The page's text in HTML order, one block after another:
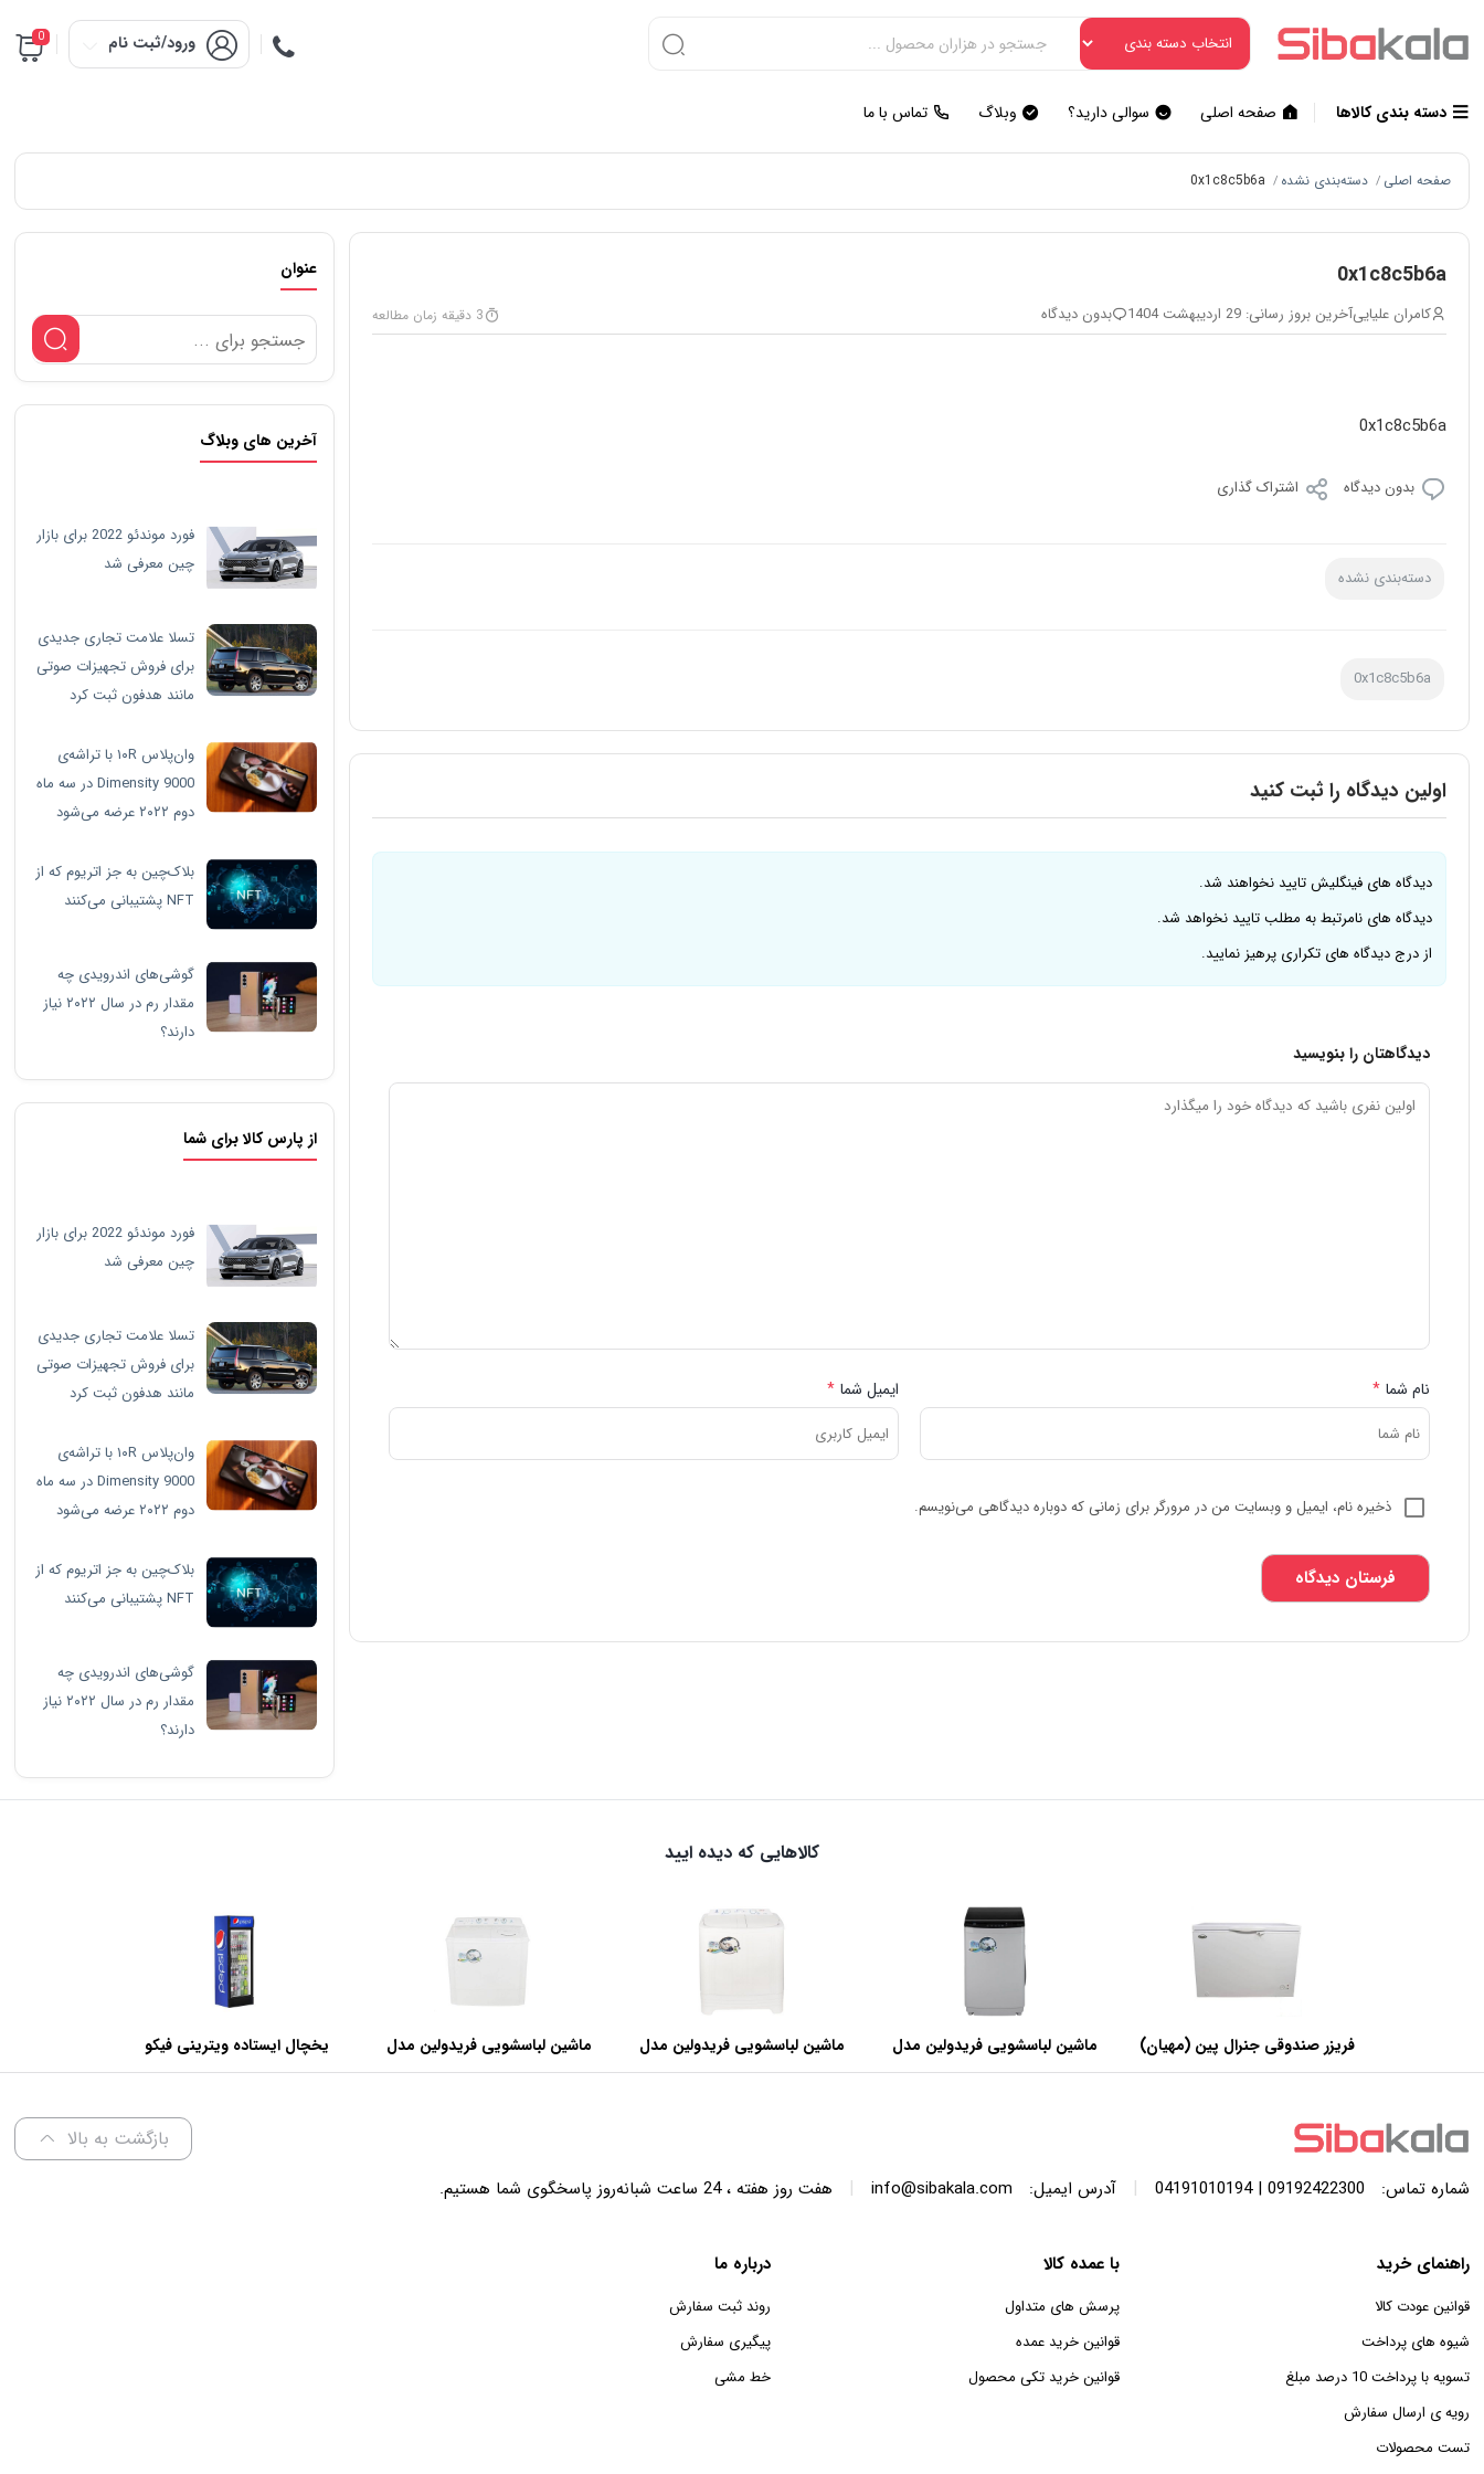
ورود/ثبت نام 0
دسته بندی کالاها صفحه اصلی سوالی دارید؟ وبلاگ تماس با ما
صفحه اصلی / دسته‌بندی نشده /
0x1c8c5b6a
0x1c8c5b6a
کامران علیاییآخرین بروز رسانی: 29 اردیبهشت 1404 بدون دیدگاه 3 دقیقه زمان مطالعه
0x1c8c5b6a
بدون دیدگاه اشتراک گذاری
دسته‌بندی نشده
0x1c8c5b6a
اولین دیدگاه را ثبت کنید
دیدگاه های فینگلیش تایید نخواهند شد.
دیدگاه های نامرتبط به مطلب تایید نخواهد شد.
از درج دیدگاه های تکراری پرهیز نمایید.
دیدگاهتان را بنویسید
نام شما * ایمیل شما *
ذخیره نام، ایمیل و وبسایت من در مرورگر برای زمانی که دوباره دیدگاهی می‌نویسم.
عنوان
آخرین های وبلاگ
فورد موندئو 2022 برای بازار
چین معرفی شد
تسلا علامت تجاری جدیدی
برای فروش تجهیزات صوتی
مانند هدفون ثبت کرد
وان‌پلاس ۱۰R با تراشه‌ی
Dimensity 9000 در سه ماه
دوم ۲۰۲۲ عرضه می‌شود
بلاک‌چین به جز اتریوم که از
NFT پشتیبانی می‌کنند
گوشی‌های اندرویدی چه
مقدار رم در سال ۲۰۲۲ نیاز
دارند؟
از پارس کالا برای شما
فورد موندئو 2022 برای بازار
چین معرفی شد
تسلا علامت تجاری جدیدی
برای فروش تجهیزات صوتی
مانند هدفون ثبت کرد
وان‌پلاس ۱۰R با تراشه‌ی
Dimensity 9000 در سه ماه
دوم ۲۰۲۲ عرضه می‌شود
بلاک‌چین به جز اتریوم که از
NFT پشتیبانی می‌کنند
گوشی‌های اندرویدی چه
مقدار رم در سال ۲۰۲۲ نیاز
دارند؟
کالاهایی که دیده ایید
فریزر صندوقی جنرال پین (مهیان)
با ظرفیت 440 لیتر
ماشین لباسشویی فریدولین مدل
SWF120A ظرفیت 12 کیلوگرم
ماشین لباسشویی فریدولین مدل
SWT68 ظرفیت 6.8 کیلوگرم
ماشین لباسشویی فریدولین مدل
SWT150 ظرفیت 15 کیلوگرم
یخچال ایستاده ویترینی فیکو
عرض 60 سانتی متر
بازگشت به بالا
شماره تماس: 09192422300 | 04191010194
| آدرس ایمیل: info@sibakala.com
| هفت روز هفته ، 24 ساعت شبانه‌روز پاسخگوی شما هستیم.
راهنمای خرید
قوانین عودت کالا
شیوه های پرداخت
تسویه با پرداخت 10 درصد مبلغ
رویه ی ارسال سفارش
تست محصولات
با عمده کالا
پرسش های متداول
قوانین خرید عمده
قوانین خرید تکی محصول
درباره ما
روند ثبت سفارش
پیگیری سفارش
خط مشی